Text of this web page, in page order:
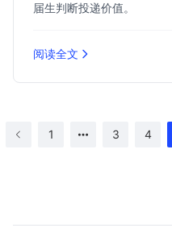
届生判断投递价值。
阅读全文
1 3 4